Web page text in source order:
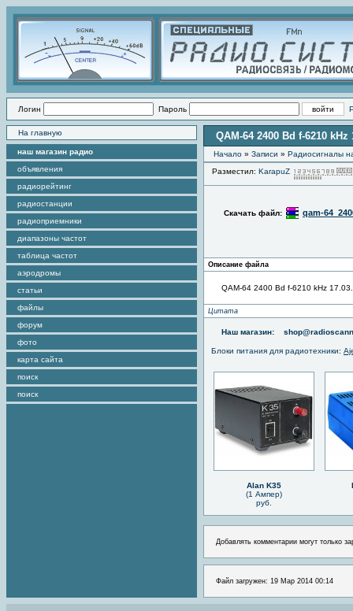
Логин Пароль
На главную
наш магазин радио
объявления
радиорейтинг
радиостанции
радиоприемники
диапазоны частот
таблица частот
аэродромы
статьи
файлы
форум
фото
карта сайта
поиск
поиск
QAM-64 2400 Bd f-6210 kHz
Начало » Записи » Радиоcигналы
Разместил: KarapuZ
Скачать файл: qam-
Описание файла
QAM-64 2400 Bd f-6210 kHz
Цитата
Наш магазин:
Блоки питания для радиотехники:
Alan K35
(1 Ампер)
руб.
Добавлять комментарии могут только
Файл загружен: 19 Мар 2014 00:14